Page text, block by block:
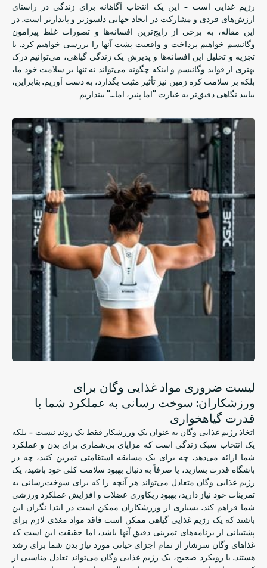
رژیم غذایی است - این یک انتخاب آگاهانه برای زندگی در راستای
ارزش‌های فردی و مشارکت در ایجاد جهانی دلسوزتر و پایدارتر است. در
این مقاله، به برخی از رایج‌ترین افسانه‌ها و تصورات غلط پیرامون
وگانیسم خواهیم پرداخت و واقعیت پشت آنها را بررسی خواهیم کرد. با
تجزیه و تحلیل این افسانه‌ها و پذیرش یک زندگی گیاهی، می‌توانیم درک
بهتری از فواید وگانیسم و ​​​​اینکه چگونه می‌تواند نه تنها بر سلامت خود ما،
بلکه بر سلامت کره زمین نیز تأثیر مثبت بگذارد، به دست آوریم. بنابراین،
بیایید نگاهی دقیق‌تر به عبارت "اما پنیر، اما..." بیندازیم
لیست ضروری مواد غذایی وگان برای
ورزشکاران: سوخت رسانی به عملکرد شما با
قدرت گیاهخواری
اتخاذ رژیم غذایی وگان به عنوان یک ورزشکار فقط یک روند نیست - بلکه
یک انتخاب سبک زندگی است که مزایای بی‌شماری برای بدن و عملکرد
شما ارائه می‌دهد. چه برای یک مسابقه استقامتی تمرین کنید، چه در
باشگاه قدرت بسازید، یا صرفاً به دنبال بهبود سلامت کلی خود باشید، یک
رژیم غذایی وگان متعادل می‌تواند هر آنچه را که برای سوخت‌رسانی به
تمرینات خود نیاز دارید، بهبود ریکاوری عضلات و افزایش عملکرد ورزشی
شما فراهم کند. بسیاری از ورزشکاران ممکن است در ابتدا نگران این
باشند که یک رژیم غذایی گیاهی ممکن است فاقد مواد مغذی لازم برای
پشتیبانی از برنامه‌های تمرینی دقیق آنها باشد، اما حقیقت این است که
غذاهای وگان سرشار از تمام اجزای حیاتی مورد نیاز بدن شما برای رشد
هستند. با رویکرد صحیح، یک رژیم غذایی وگان می‌تواند تعادل مناسبی از